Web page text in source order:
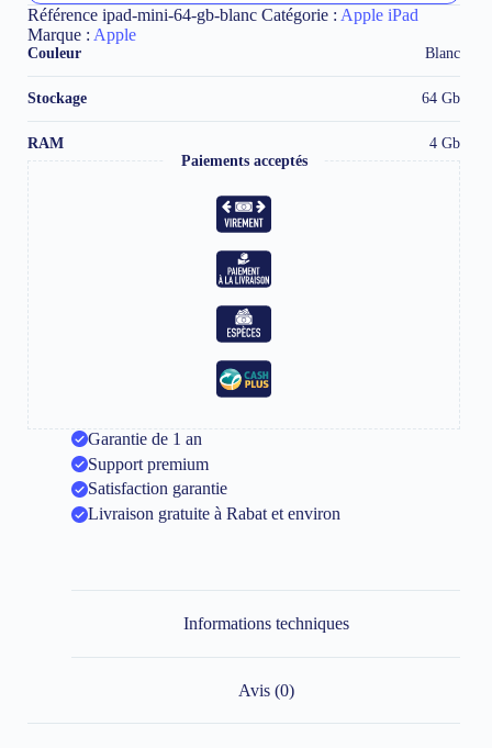
Gb
Blanc
Wi-
Référence ipad-mini-64-gb-blanc Catégorie : Apple iPad
Marque : Apple
Couleur Blanc
Stockage 64 Gb
RAM
4 Gb
Paiements acceptés
Garantie de 1 an
Support premium
Satisfaction garantie
Livraison gratuite à Rabat et environ
Informations techniques
Avis (0)